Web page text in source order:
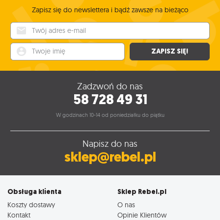
Zapisz się do newslettera i bądź zawsze na bieżąco
ZAPISZ SIĘ!
Zadzwoń do nas
58 728 49 31
W godzinach 10-14 od poniedziałku do piątku
Napisz do nas
sklep@rebel.pl
Obsługa klienta
Koszty dostawy
Kontakt
Sklep Rebel.pl
O nas
Opinie Klientów